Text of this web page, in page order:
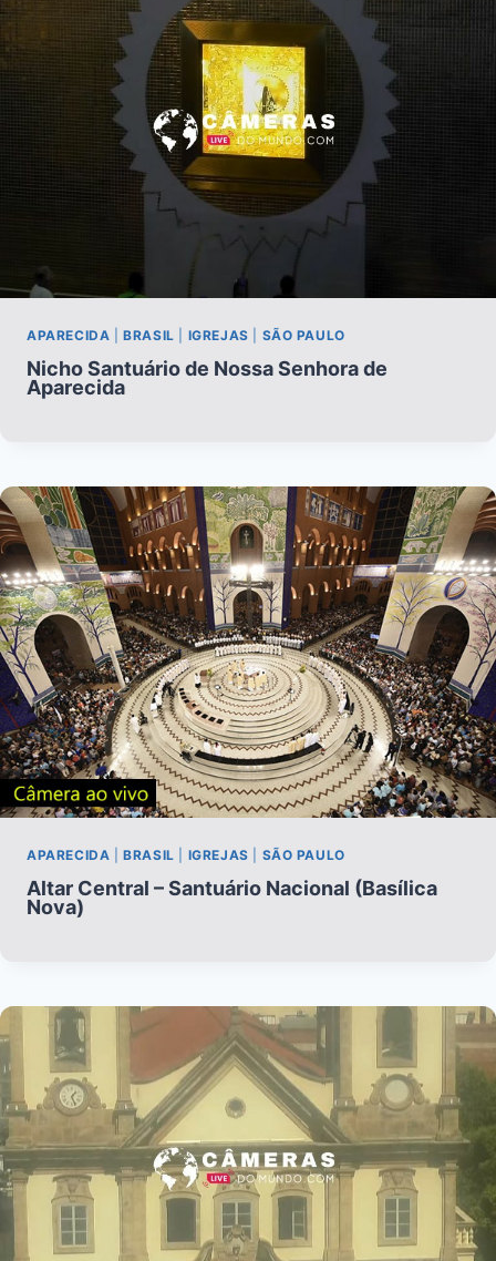
APARECIDA |BRASIL IGREJAS SÃO PAULO
Nicho Santuário de Nossa Senhora de
Aparecida
APARECIDA |BRASIL IGREJAS SÃO PAULO
Altar Central – Santuário Nacional (Basílica
Nova)